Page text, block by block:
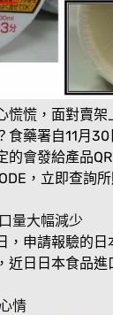
慌慌，面對賣架
食藥署自11月
的會發給產品
，立即查詢
量大幅減少
，申請報驗的日
近日日本食品進
情